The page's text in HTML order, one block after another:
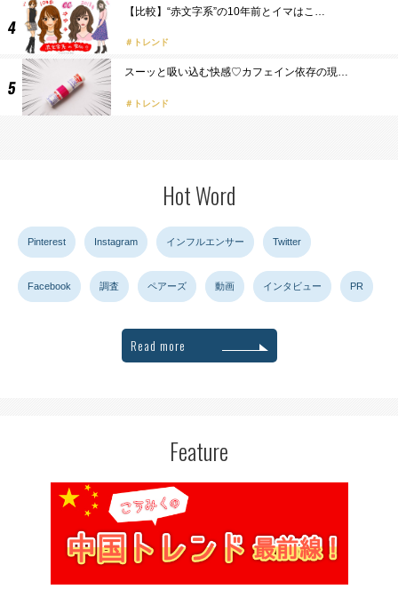
【比較】“赤文字系”の10年前とイマはこ…
トレンド
スーッと吸い込む快感♡カフェイン依存の現…
トレンド
Hot Word
Pinterest Instagram インフルエンサー Twitter
Facebook 調査 ペアーズ 動画 インタビュー PR
Read more
Feature